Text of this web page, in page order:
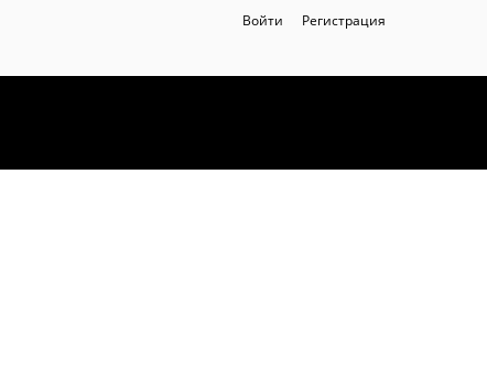
Войти Регистрация